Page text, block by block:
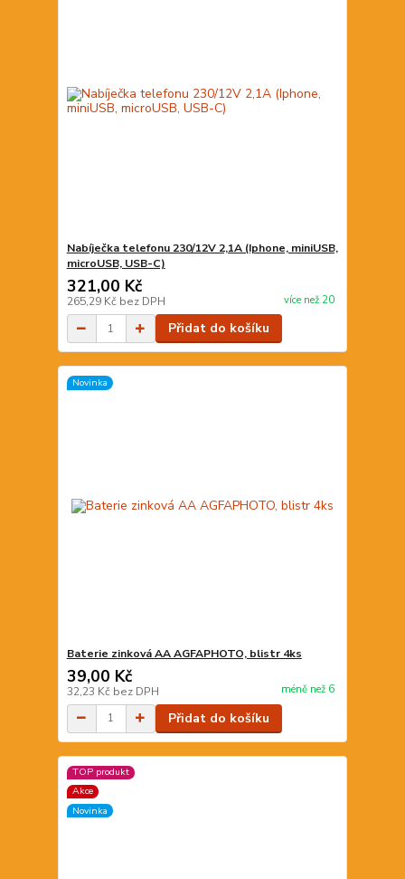
Nabíječka telefonu 230/12V 2,1A (Iphone, miniUSB,
microUSB, USB-C)
321,00 Kč
265,29 Kč bez DPH více než 20
Přidat do košíku
Novinka
Baterie zinková AA AGFAPHOTO, blistr 4ks
39,00 Kč
32,23 Kč bez DPH méně než 6
Přidat do košíku
TOP produkt
Akce
Novinka